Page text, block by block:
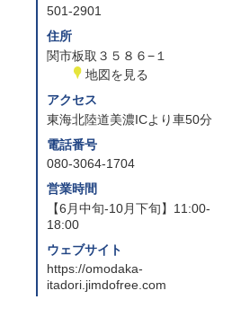
501-2901
住所
関市板取３５８６−１
地図を見る
アクセス
東海北陸道美濃ICより車50分
電話番号
080-3064-1704
営業時間
【6月中旬-10月下旬】11:00-
18:00
ウェブサイト
https://omodaka-
itadori.jimdofree.com